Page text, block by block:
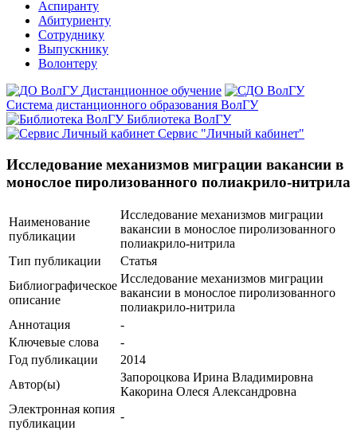
Аспиранту
Абитуриенту
Сотруднику
Выпускнику
Волонтеру
Дистанционное обучение
Система дистанционного образования ВолГУ
Библиотека ВолГУ
Сервис "Личный кабинет"
Исследование механизмов миграции вакансии в
монослое пиролизованного полиакрило-нитрила
Наименование
публикации
Исследование механизмов миграции
вакансии в монослое пиролизованного
полиакрило-нитрила
Тип публикации
Статья
Библиографическое
описание
Исследование механизмов миграции
вакансии в монослое пиролизованного
полиакрило-нитрила
Аннотация
-
Ключевые cлова
-
Год публикации
2014
Автор(ы)
Запороцкова Ирина Владимировна
Какорина Олеся Александровна
Электронная копия
публикации
-